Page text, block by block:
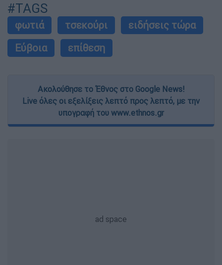
#TAGS
φωτιά τσεκούρι
ειδήσεις τώρα
Εύβοια
επίθεση
Ακολούθησε το Έθνος στο Google News!
Live όλες οι εξελίξεις λεπτό προς λεπτό, με την
υπογραφή του www.ethnos.gr